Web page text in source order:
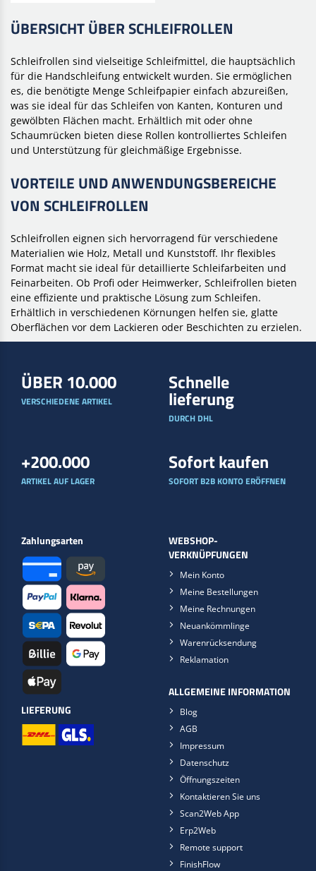
ÜBERSICHT ÜBER SCHLEIFROLLEN
Schleifrollen sind vielseitige Schleifmittel, die hauptsächlich
für die Handschleifung entwickelt wurden. Sie ermöglichen
es, die benötigte Menge Schleifpapier einfach abzureißen,
was sie ideal für das Schleifen von Kanten, Konturen und
gewölbten Flächen macht. Erhältlich mit oder ohne
Schaumrücken bieten diese Rollen kontrolliertes Schleifen
und Unterstützung für gleichmäßige Ergebnisse.
VORTEILE UND ANWENDUNGSBEREICHE
VON SCHLEIFROLLEN
Schleifrollen eignen sich hervorragend für verschiedene
Materialien wie Holz, Metall und Kunststoff. Ihr flexibles
Format macht sie ideal für detaillierte Schleifarbeiten und
Feinarbeiten. Ob Profi oder Heimwerker, Schleifrollen bieten
eine effiziente und praktische Lösung zum Schleifen.
Erhältlich in verschiedenen Körnungen helfen sie, glatte
Oberflächen vor dem Lackieren oder Beschichten zu erzielen.
ÜBER 10.000
VERSCHIEDENE ARTIKEL
Schnelle
lieferung
DURCH DHL
+200.000
ARTIKEL AUF LAGER
Sofort kaufen
SOFORT B2B KONTO ERÖFFNEN
Zahlungsarten
LIEFERUNG
WEBSHOP-
VERKNÜPFUNGEN
Mein Konto
Meine Bestellungen
Meine Rechnungen
Neuankömmlinge
Warenrücksendung
Reklamation
ALLGEMEINE INFORMATION
Blog
AGB
Impressum
Datenschutz
Öffnungszeiten
Kontaktieren Sie uns
Scan2Web App
Erp2Web
Remote support
FinishFlow